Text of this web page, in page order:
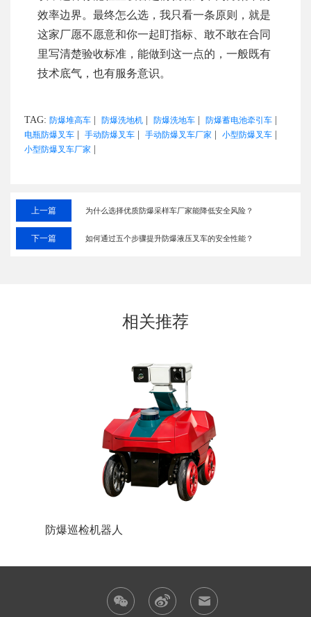
效率边界。最终怎么选，我只看一条原则，就是
这家厂愿不愿意和你一起盯指标、敢不敢在合同
里写清楚验收标准，能做到这一点的，一般既有
技术底气，也有服务意识。
TAG: 防爆堆高车 防爆洗地机 防爆洗地车 防爆蓄电池牵引车
电瓶防爆叉车 手动防爆叉车 手动防爆叉车厂家 小型防爆叉车
小型防爆叉车厂家
上一篇 为什么选择优质防爆采样车厂家能降低安全风险？
下一篇 如何通过五个步骤提升防爆液压叉车的安全性能？
相关推荐
防爆巡检机器人